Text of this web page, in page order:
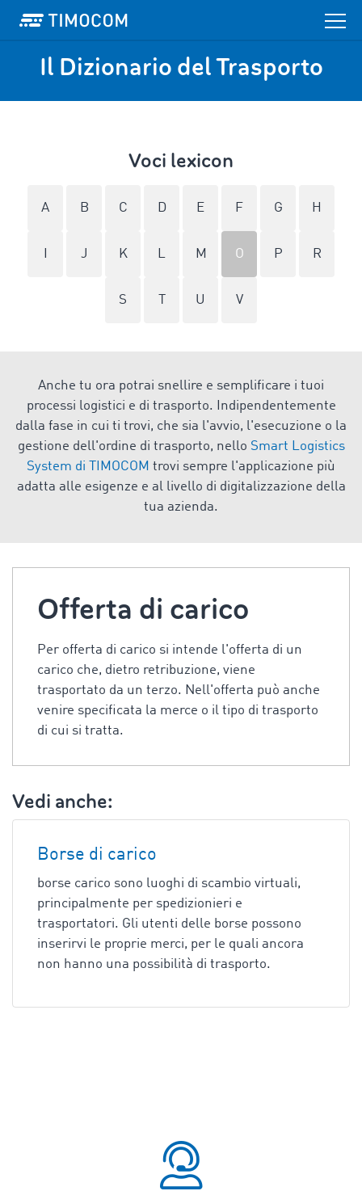
Il Dizionario del Trasporto
Voci lexicon
A B C D E F G H
J K L M O P R
S U V
Anche tu ora potrai snellire e semplificare i tuoi
processi logistici e di trasporto. Indipendentemente
dalla fase in cui ti trovi, che sia l'avvio, l'esecuzione o la
gestione dell'ordine di trasporto, nello Smart Logistics
System di TIMOCOM trovi sempre l'applicazione più
adatta alle esigenze e al livello di digitalizzazione della
tua azienda.
Offerta di carico
Per offerta di carico si intende l'offerta di un
carico che, dietro retribuzione, viene
trasportato da un terzo. Nell'offerta può anche
venire specificata la merce o il tipo di trasporto
di cui si tratta.
Vedi anche:
Borse di carico
borse carico sono luoghi di scambio virtuali,
principalmente per spedizionieri e
trasportatori. Gli utenti delle borse possono
inserirvi le proprie merci, per le quali ancora
non hanno una possibilità di trasporto.